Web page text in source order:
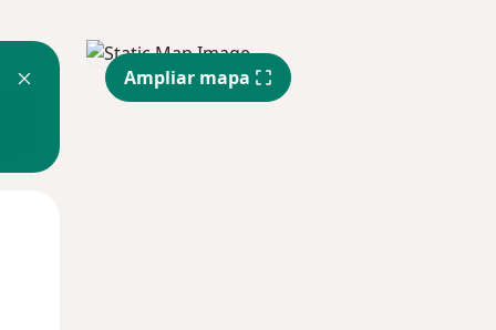
Ampliar mapa